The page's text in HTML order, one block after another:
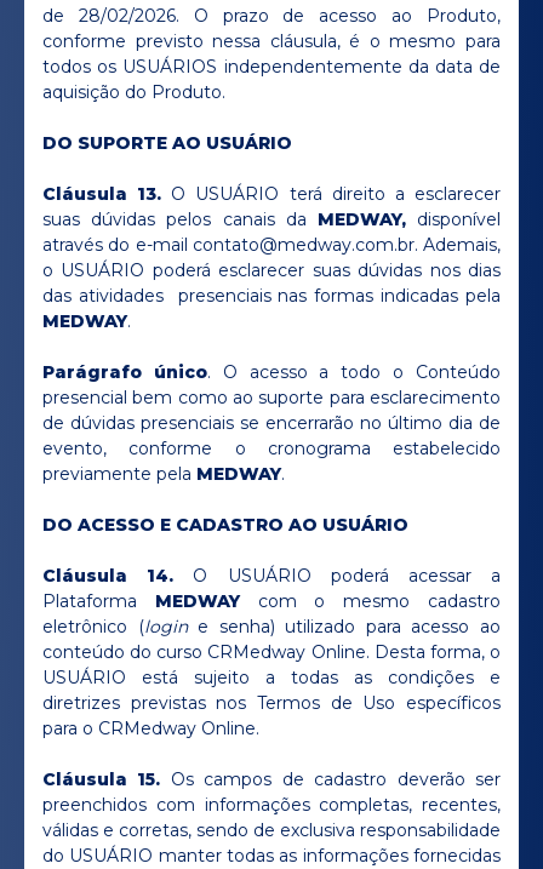
de 28/02/2026. O prazo de acesso ao Produto,
conforme previsto nessa cláusula, é o mesmo para
todos os USUÁRIOS independentemente da data de
aquisição do Produto.
DO SUPORTE AO USUÁRIO
Cláusula 13. O USUÁRIO terá direito a esclarecer
suas dúvidas pelos canais da MEDWAY, disponível
através do e-mail contato@medway.com.br. Ademais,
o USUÁRIO poderá esclarecer suas dúvidas nos dias
das atividades presenciais nas formas indicadas pela
MEDWAY.
Parágrafo único. O acesso a todo o Conteúdo
presencial bem como ao suporte para esclarecimento
de dúvidas presenciais se encerrarão no último dia de
evento, conforme o cronograma estabelecido
previamente pela MEDWAY.
DO ACESSO E CADASTRO AO USUÁRIO
Cláusula 14. O USUÁRIO poderá acessar a
Plataforma MEDWAY com o mesmo cadastro
eletrônico (login e senha) utilizado para acesso ao
conteúdo do curso CRMedway Online. Desta forma, o
USUÁRIO está sujeito a todas as condições e
diretrizes previstas nos Termos de Uso específicos
para o CRMedway Online.
Cláusula 15. Os campos de cadastro deverão ser
preenchidos com informações completas, recentes,
válidas e corretas, sendo de exclusiva responsabilidade
do USUÁRIO manter todas as informações fornecidas